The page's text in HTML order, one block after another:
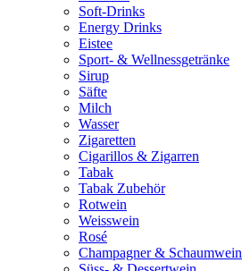
Soft-Drinks
Energy Drinks
Eistee
Sport- & Wellnessgetränke
Sirup
Säfte
Milch
Wasser
Zigaretten
Cigarillos & Zigarren
Tabak
Tabak Zubehör
Rotwein
Weisswein
Rosé
Champagner & Schaumwein